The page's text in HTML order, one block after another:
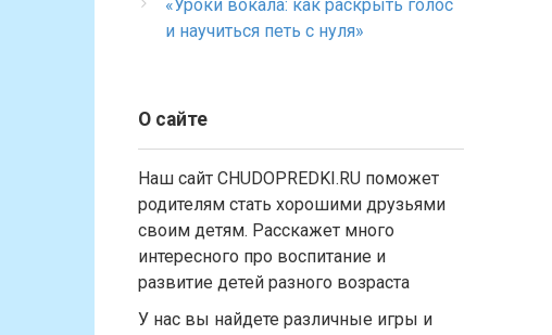
«Уроки вокала: как раскрыть голос
и научиться петь с нуля»
О сайте
Наш сайт CHUDOPREDKI.RU поможет
родителям стать хорошими друзьями
своим детям. Расскажет много
интересного про воспитание и
развитие детей разного возраста
У нас вы найдете различные игры и